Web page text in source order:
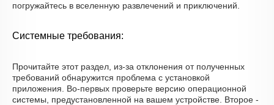
погружайтесь в вселенную развлечений и приключений.
Системные требования:
Прочитайте этот раздел, из-за отклонения от полученных
требований обнаружится проблема с установкой
приложения. Во-первых проверьте версию операционной
системы, предустановленной на вашем устройстве. Второе -